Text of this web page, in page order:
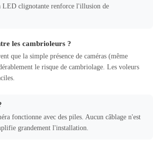
LED clignotante renforce l'illusion de
les cambrioleurs ?
que la simple présence de caméras (même
le risque de cambriolage. Les voleurs
fonctionne avec des piles. Aucun câblage n'est
grandement l'installation.